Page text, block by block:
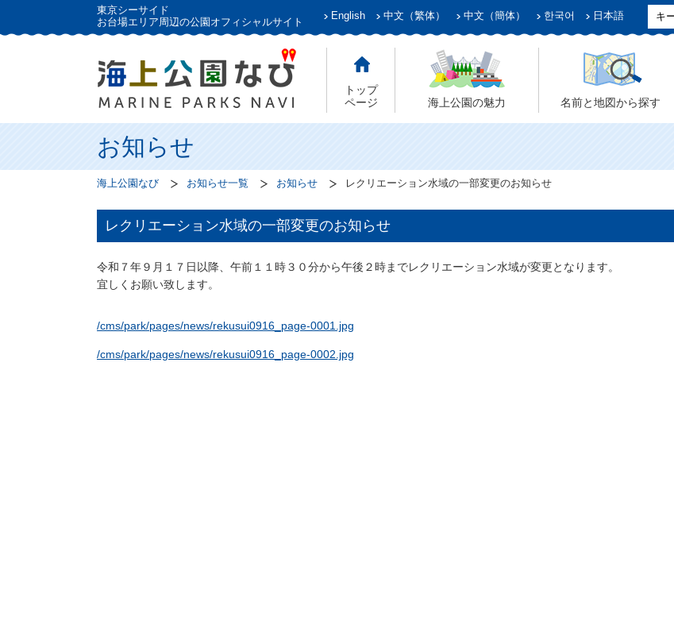
東京シーサイド
お台場エリア周辺の公園オフィシャルサイト
English 中文（繁体） 中文（簡体） 한국어 日本語
トップ
ページ
海上公園の魅力 名前と地図から探す
お知らせ
海上公園なび お知らせ一覧 お知らせ レクリエーション水域の一部変更のお知らせ
レクリエーション水域の一部変更のお知らせ
令和７年９月１７日以降、午前１１時３０分から午後２時までレクリエーション水域が変更となります。
宜しくお願い致します。
/cms/park/pages/news/rekusui0916_page-0001.jpg
/cms/park/pages/news/rekusui0916_page-0002.jpg